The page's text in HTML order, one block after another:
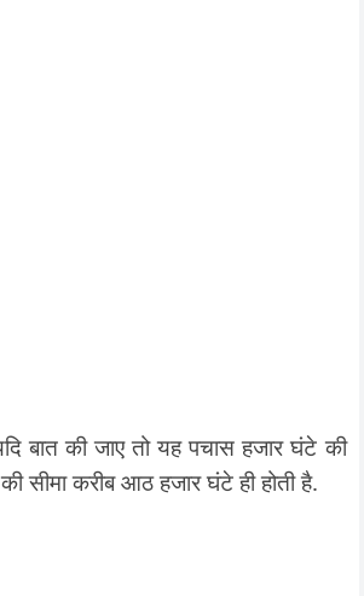
बात की जाए तो यह पचास हजार घंटे की
सीमा करीब आठ हजार घंटे ही होती है.